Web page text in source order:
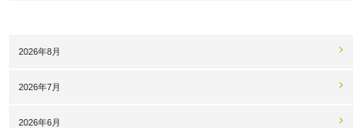
2026年8月
2026年7月
2026年6月